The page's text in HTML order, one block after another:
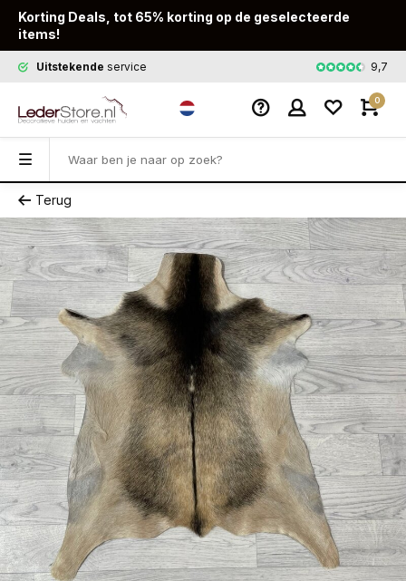
Korting Deals, tot 65% korting op de geselecteerde
items!
Uitstekende service Snelle9,7
0
Terug